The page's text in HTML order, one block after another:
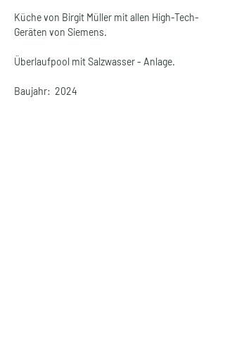
Küche von Birgit Müller mit allen High-Tech-
Geräten von Siemens.
Überlaufpool mit Salzwasser - Anlage.
Baujahr:  2024